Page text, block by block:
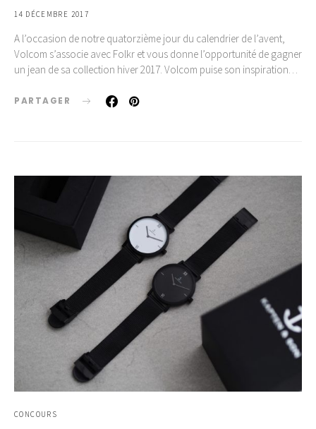
14 DÉCEMBRE 2017
A l’occasion de notre quatorzième jour du calendrier de l’avent,
Volcom s’associe avec Folkr et vous donne l’opportunité de gagner
un jean de sa collection hiver 2017. Volcom puise son inspiration…
PARTAGER
CONCOURS